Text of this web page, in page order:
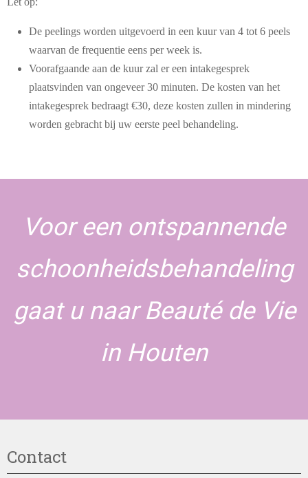
De peelings worden uitgevoerd in een kuur van 4 tot 6 peels
waarvan de frequentie eens per week is.
Voorafgaande aan de kuur zal er een intakegesprek
plaatsvinden van ongeveer 30 minuten. De kosten van het
intakegesprek bedraagt €30, deze kosten zullen in mindering
worden gebracht bij uw eerste peel behandeling.
Voor een ontspannende
schoonheidsbehandeling
gaat u naar Beauté de Vie
in Houten
Contact